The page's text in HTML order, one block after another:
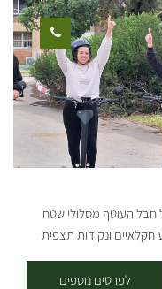
במרכזו. תקציר
לכביש הכניסה לבארי
לכיוון כביש 232, נחצה וניכנס לדרך מצד ימין, לאחר 200 מ' בפיצול נמשיך
ירידות ומגלשות
אנטיליה. בהמשך
לנחל גרר והמשך חזרה לכיוון בארי. סינגל
קושי בינונית-קשה - התחלה בסינגל
אל הסינגל האדום,
חבל העוטף מסלולי שטח
חקלאיים ונקודות תצפית
מהנה ובטוחה. משך הסיור
לפרטים נוספים